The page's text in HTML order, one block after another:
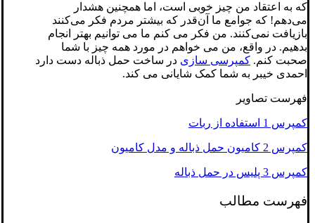
که به اعتقاد من چیز خوبی است، اما همچنین هشدار
می‌دهم! که جوامع ما آن‌قدر که بیشتر مردم فکر می‌کنند
بازیافت نمی‌کنند. من فکر می کنم ما می توانیم بهتر انجام
بدهیم. در واقع، من می خواهم در مورد همه چیز با شما
صحبت کنم. کمپرسی سازی در ساخت حمل ذباله دست دارد
احمدی خیبر به شما کمک شایانی می کند.
فهرست تصاویر
کمپرس 1 استفاده از ربات
کمپرس 2 کامیون حمل ذباله و مدل کامیون
کمپرس 3 پلیس در حمل ذباله
فهرست مطالب